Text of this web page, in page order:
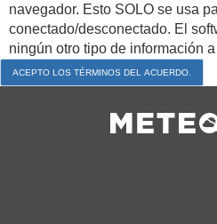
navegador. Esto SOLO se usa
conectado/desconectado. El
ningún otro tipo de información